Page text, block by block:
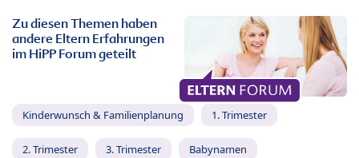
Zu diesen Themen haben
andere Eltern Erfahrungen
im HiPP Forum geteilt
Kinderwunsch & Familienplanung 1. Trimester
2. Trimester 3. Trimester Babynamen